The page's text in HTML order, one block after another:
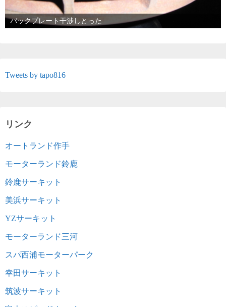
バックプレート干渉しとった
Tweets by tapo816
リンク
オートランド作手
モーターランド鈴鹿
鈴鹿サーキット
美浜サーキット
YZサーキット
モーターランド三河
スパ西浦モーターパーク
幸田サーキット
筑波サーキット